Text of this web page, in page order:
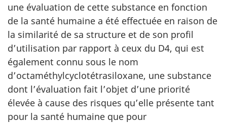
une évaluation de cette substance en fonction
de la santé humaine a été effectuée en raison de
la similarité de sa structure et de son profil
d’utilisation par rapport à ceux du D4, qui est
également connu sous le nom
d’octaméthylcyclotétrasiloxane, une substance
dont l’évaluation fait l’objet d’une priorité
élevée à cause des risques qu’elle présente tant
pour la santé humaine que pour